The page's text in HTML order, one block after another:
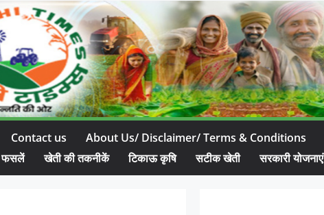
Contact us About Us/ Disclaimer/ Terms & Conditions
फसलें खेती की तकनीकें टिकाऊ कृषि सटीक खेती सरकारी योजनाएं